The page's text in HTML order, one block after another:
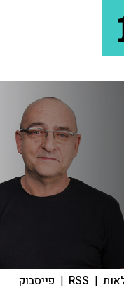
|
RSS
| פייסבוק